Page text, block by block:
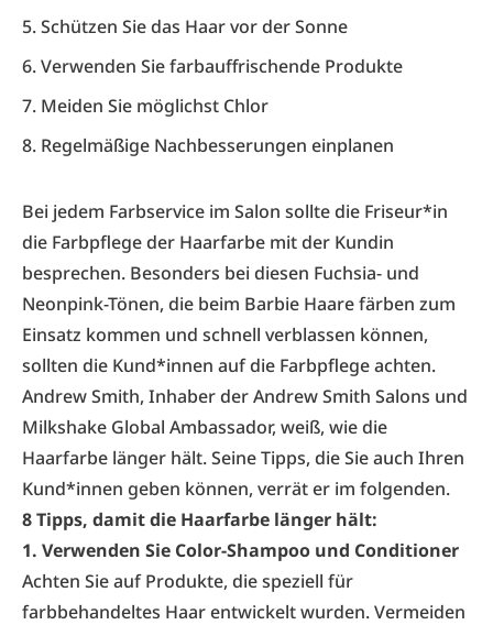
5. Schützen Sie das Haar vor der Sonne
6. Verwenden Sie farbauffrischende Produkte
7. Meiden Sie möglichst Chlor
8. Regelmäßige Nachbesserungen einplanen
Bei jedem Farbservice im Salon sollte die Friseur*in
die Farbpflege der Haarfarbe mit der Kundin
besprechen. Besonders bei diesen Fuchsia- und
Neonpink-Tönen, die beim Barbie Haare färben zum
Einsatz kommen und schnell verblassen können,
sollten die Kund*innen auf die Farbpflege achten.
Andrew Smith, Inhaber derAndrew Smith Salons und
Milkshake Global Ambassador, weiß, wie die
Haarfarbe länger hält. Seine Tipps, die Sie auch Ihren
Kund*innen geben können, verrät er im folgenden.
8 Tipps, damit die Haarfarbe länger hält:
1. Verwenden Sie Color-Shampoo und Conditioner
Achten Sie auf Produkte, die speziell für
farbbehandeltes Haar entwickelt wurden. Vermeiden